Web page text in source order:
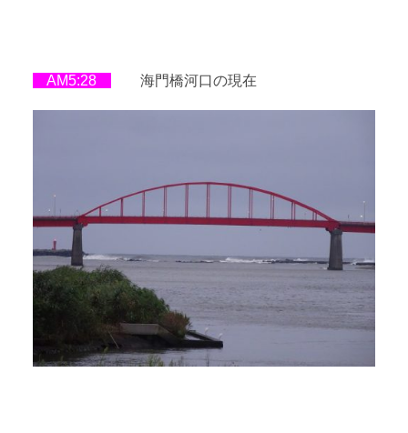
AM5:28 海門橋河口の現在